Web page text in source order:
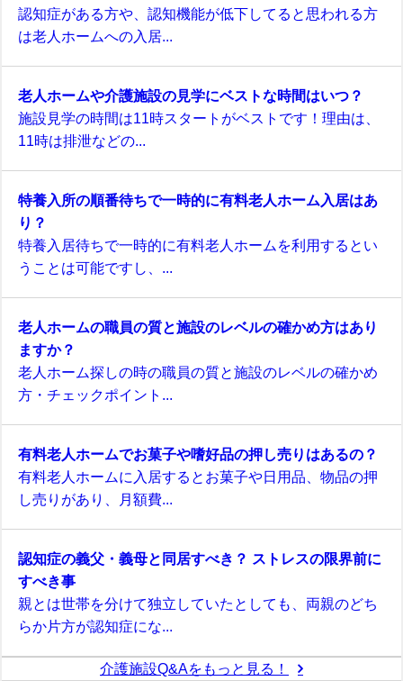
認知症がある方や、認知機能が低下してると思われる方
は老人ホームへの入居...
老人ホームや介護施設の見学にベストな時間はいつ？
施設見学の時間は11時スタートがベストです！理由は、
11時は排泄などの...
特養入所の順番待ちで一時的に有料老人ホーム入居はあ
り？
特養入居待ちで一時的に有料老人ホームを利用するとい
うことは可能ですし、...
老人ホームの職員の質と施設のレベルの確かめ方はあり
ますか？
老人ホーム探しの時の職員の質と施設のレベルの確かめ
方・チェックポイント...
有料老人ホームでお菓子や嗜好品の押し売りはあるの？
有料老人ホームに入居するとお菓子や日用品、物品の押
し売りがあり、月額費...
認知症の義父・義母と同居すべき？ ストレスの限界前に
すべき事
親とは世帯を分けて独立していたとしても、両親のどち
らか片方が認知症にな...
介護施設Q&Aをもっと見る！